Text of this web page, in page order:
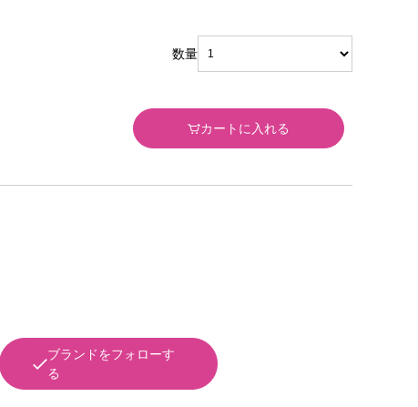
ブランドをフォローす
る
数量
カートに入れる